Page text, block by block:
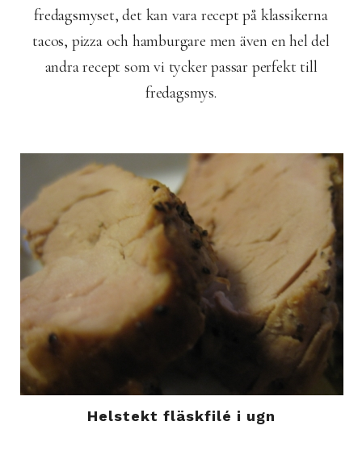
fredagsmyset, det kan vara recept på klassikerna
tacos, pizza och hamburgare men även en hel del
andra recept som vi tycker passar perfekt till
fredagsmys.
Helstekt fläskfilé i ugn